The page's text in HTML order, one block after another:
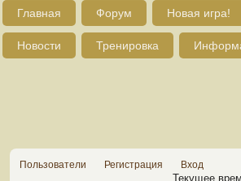
Главная Форум Новая игра!
Новости Тренировка
Пользователи Регистрация Вход
Текущее